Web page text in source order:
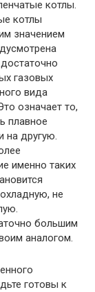
котлы.
котлы
значением
газовых
вида
означает то,
плавное
на другую.
именно таких
не
большим
аналогом.
готовы к